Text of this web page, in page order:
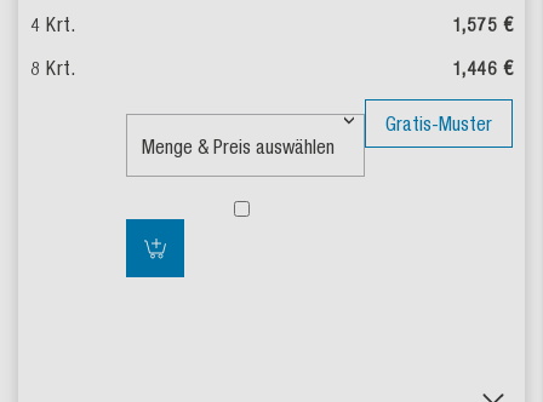
1,575 €
1,446 €
Gratis-Muster